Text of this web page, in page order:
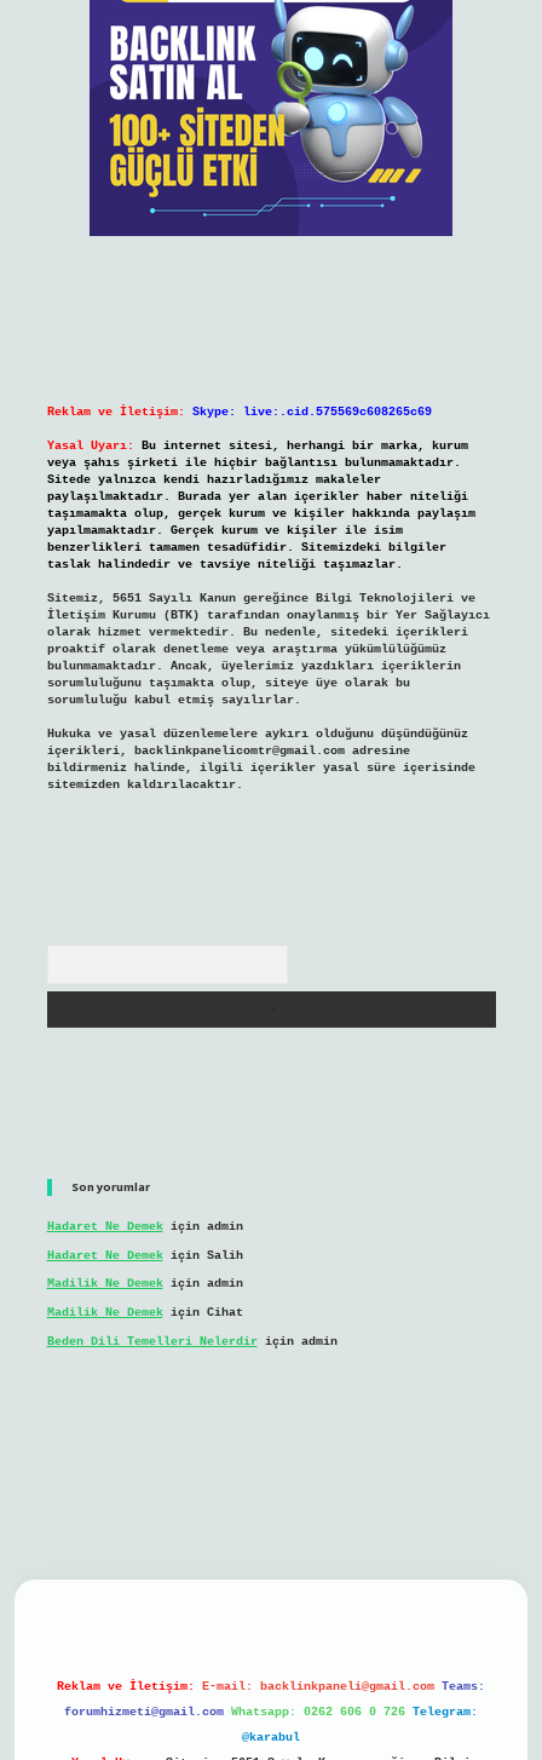
Reklam ve İletişim: Skype: live:.cid.575569c608265c69
Yasal Uyarı:
Bu internet sitesi, herhangi bir marka, kurum
veya şahıs şirketi ile hiçbir bağlantısı bulunmamaktadır.
Sitede yalnızca kendi hazırladığımız makaleler
paylaşılmaktadır. Burada yer alan içerikler haber niteliği
taşımamakta olup, gerçek kurum ve kişiler hakkında paylaşım
yapılmamaktadır. Gerçek kurum ve kişiler ile isim
benzerlikleri tamamen tesadüfidir. Sitemizdeki bilgiler
taslak halindedir ve tavsiye niteliği taşımazlar.
Sitemiz, 5651 Sayılı Kanun gereğince Bilgi Teknolojileri ve
İletişim Kurumu (BTK) tarafından onaylanmış bir Yer Sağlayıcı
olarak hizmet vermektedir. Bu nedenle, sitedeki içerikleri
proaktif olarak denetleme veya araştırma yükümlülüğümüz
bulunmamaktadır. Ancak, üyelerimiz yazdıkları içeriklerin
sorumluluğunu taşımakta olup, siteye üye olarak bu
sorumluluğu kabul etmiş sayılırlar.
Hukuka ve yasal düzenlemelere aykırı olduğunu düşündüğünüz
içerikleri, backlinkpanelicomtr@gmail.comadresine
bildirmeniz halinde, ilgili içerikler yasal süre içerisinde
sitemizden kaldırılacaktır.
Son yorumlar
Hadaret Ne Demekiçin admin
Hadaret Ne Demekiçin Salih
Madilik Ne Demekiçin admin
Madilik Ne Demekiçin Cihat
Beden Dili Temelleri Nelerdiriçin admin
Reklam ve İletişim: E-mail: backlinkpaneli@gmail.com Teams:
forumhizmeti@gmail.com Whatsapp: 0262 606 0 726 Telegram:
@karabul